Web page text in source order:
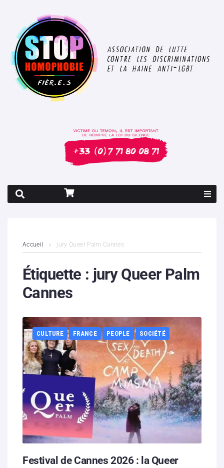
Contenus litigieux
Nous soutenir
Partenaires
Contacts
Hébergement solidaire
Accueil jury Queer Palm Cannes
Étiquette : jury Queer Palm
Cannes
CULTURE FRANCE PEOPLE SOCIÉTÉ
Festival de Cannes 2026 : la Queer